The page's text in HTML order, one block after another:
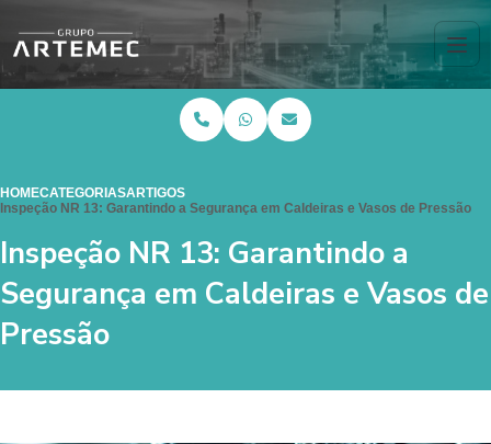
HOMECATEGORIASARTIGOS
Inspeção NR 13: Garantindo a Segurança em Caldeiras e Vasos de Pressão
Inspeção NR 13: Garantindo a
Segurança em Caldeiras e Vasos de
Pressão